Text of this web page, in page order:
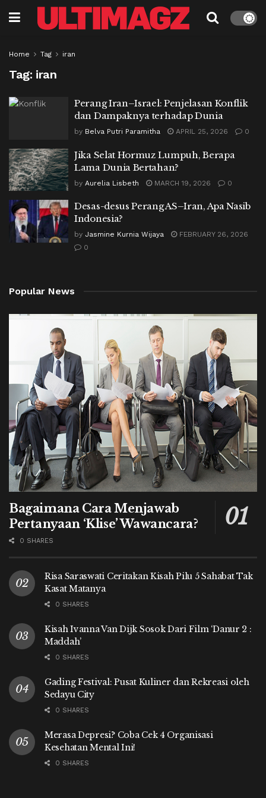
Home Tag iran
Tag: iran
Perang Iran–Israel: Penjelasan Konflik
dan Dampaknya terhadap Dunia
by Belva Putri Paramitha APRIL 25, 2026 0
Jika Selat Hormuz Lumpuh, Berapa
Lama Dunia Bertahan?
by Aurelia Lisbeth MARCH 19, 2026 0
Desas-desus Perang AS–Iran, Apa Nasib
Indonesia?
by Jasmine Kurnia Wijaya
FEBRUARY 26, 2026
0
Popular News
Bagaimana Cara Menjawab
Pertanyaan ‘Klise’ Wawancara?
0 SHARES
Risa Saraswati Ceritakan Kisah Pilu 5 Sahabat Tak
Kasat Matanya
0 SHARES
Kisah Ivanna Van Dijk Sosok Dari Film ‘Danur 2 :
Maddah’
0 SHARES
Gading Festival: Pusat Kuliner dan Rekreasi oleh
Sedayu City
0 SHARES
Merasa Depresi? Coba Cek 4 Organisasi
Kesehatan Mental Ini!
0 SHARES